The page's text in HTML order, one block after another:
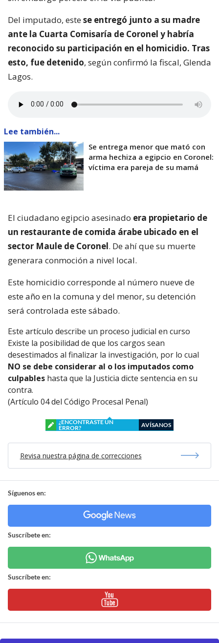
Del imputado, estese entregó junto a su madre
ante la Cuarta Comisaría de Coronel y habría
reconocido su participación en el homicidio. Tras
esto, fue detenido, según confirmó la fiscal, Glenda
Lagos.
Lee también...
Se entrega menor que mató con
arma hechiza a egipcio en Coronel:
víctima era pareja de su mamá
El ciudadano egipcio asesinado era propietario de
un restaurante de comida árabe ubicado en el
sector Maule de Coronel. De ahí que su muerte
generara conmoción a nivel local.
Este homicidio corresponde al número nueve de
este año en la comuna y del menor, su detención
será controlada este sábado.
Este artículo describe un proceso judicial en curso
Existe la posibilidad de que los cargos sean
desestimados al finalizar la investigación, por lo cual
NO se debe considerar al o los imputados como
culpables hasta que la Justicia dicte sentencia en su
contra.
(Artículo 04 del Código Procesal Penal)
¿ENCONTRASTE UN
ERROR?
AVÍSANOS
Revisa nuestra página de correcciones
Síguenos en:
Suscríbete en:
Suscríbete en: